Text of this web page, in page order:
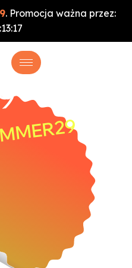
. Promocja ważna przez:
:13:16
%